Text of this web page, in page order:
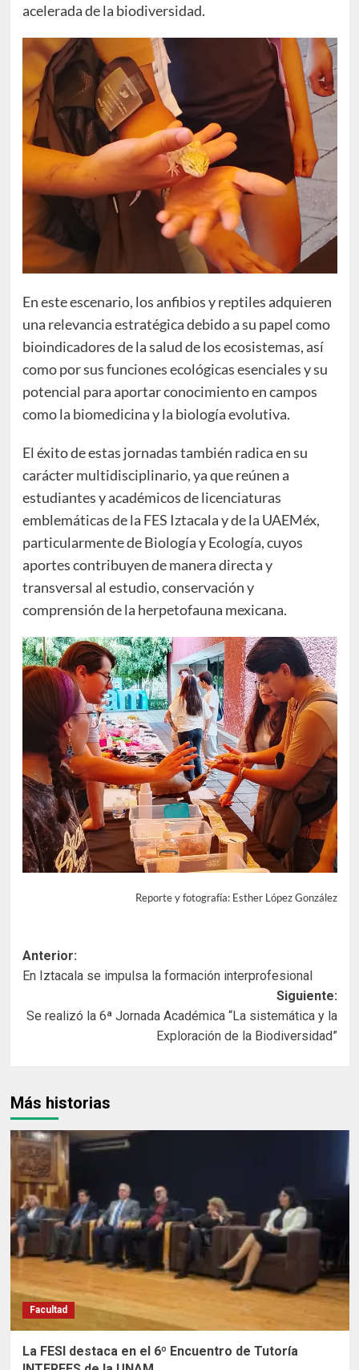
acelerada de la biodiversidad.
En este escenario, los anfibios y reptiles adquieren
una relevancia estratégica debido a su papel como
bioindicadores de la salud de los ecosistemas, así
como por sus funciones ecológicas esenciales y su
potencial para aportar conocimiento en campos
como la biomedicina y la biología evolutiva.
El éxito de estas jornadas también radica en su
carácter multidisciplinario, ya que reúnen a
estudiantes y académicos de licenciaturas
emblemáticas de la FES Iztacala y de la UAEMéx,
particularmente de Biología y Ecología, cuyos
aportes contribuyen de manera directa y
transversal al estudio, conservación y
comprensión de la herpetofauna mexicana.
Reporte y fotografía: Esther López González
Navegación
de
entradas
Anterior:
En Iztacala se impulsa la formación interprofesional
Siguiente:
Se realizó la 6ª Jornada Académica “La sistemática y la
Exploración de la Biodiversidad”
Más historias
Facultad
La FESI destaca en el 6º Encuentro de Tutoría